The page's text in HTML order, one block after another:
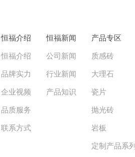
恒福介绍
恒福介绍
品牌实力
企业视频
品质服务
联系方式
恒福新闻
公司新闻
行业新闻
产品知识
产品专区
质感砖
大理石
瓷片
抛光砖
岩板
定制产品系列